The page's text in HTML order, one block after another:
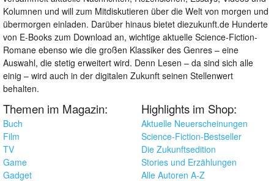
Kolumnen und will zum Mitdiskutieren über die Welt von morgen und
übermorgen einladen. Darüber hinaus bietet diezukunft.de Hunderte
von E-Books zum Download an, wichtige aktuelle Science-Fiction-
Romane ebenso wie die großen Klassiker des Genres – eine
Auswahl, die stetig erweitert wird. Denn Lesen – da sind sich alle
einig – wird auch in der digitalen Zukunft seinen Stellenwert
behalten.
Themen im Magazin:
Buch
Film
TV
Game
Gadget
Highlights im Shop:
Aktuelle Neuerscheinungen
Science-Fiction-Bestseller
Die Zukunftsedition
Stories und Erzählungen
Alle Autoren A-Z